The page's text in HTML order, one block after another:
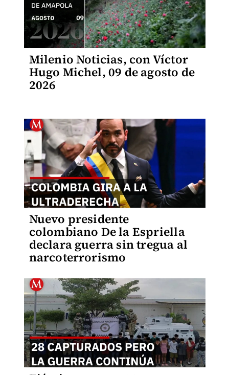
Milenio Noticias, con Víctor
Hugo Michel, 09 de agosto de
2026
Nuevo presidente
colombiano De la Espriella
declara guerra sin tregua al
narcoterrorismo